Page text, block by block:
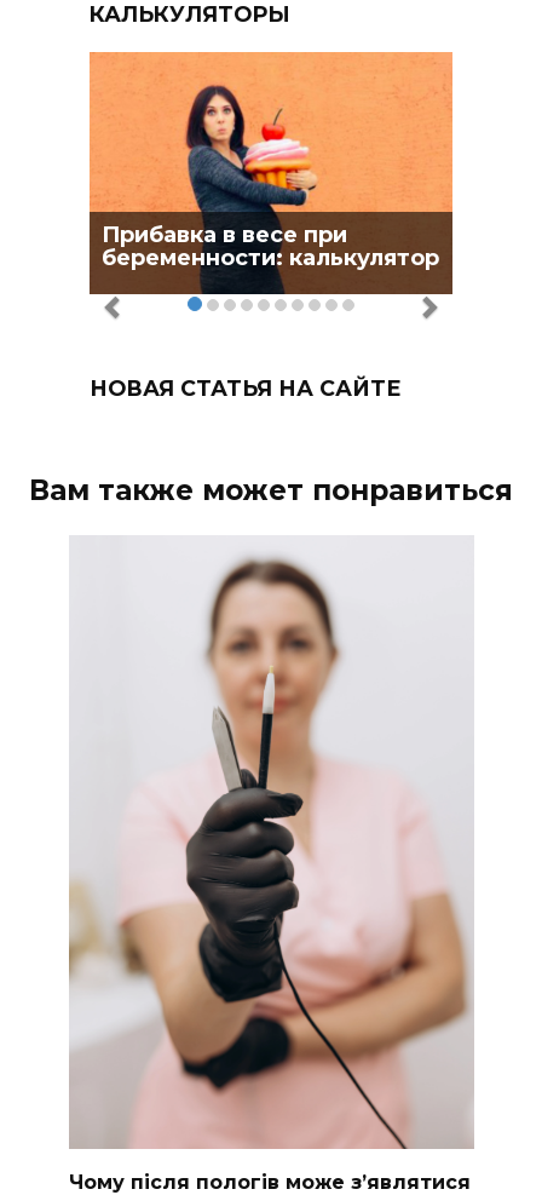
КАЛЬКУЛЯТОРЫ
Прибавка в весе при
беременности: калькулятор
НОВАЯ СТАТЬЯ НА САЙТЕ
Вам также может понравиться
Чому після пологів може з’являтися